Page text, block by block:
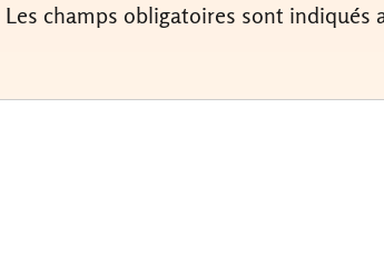
Les champs obligatoires sont indiqués